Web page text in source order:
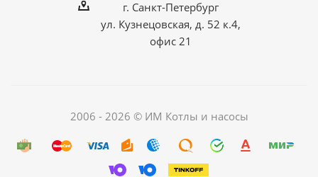
г. Санкт-Петербург
ул. Кузнецовская, д. 52 к.4,
офис 21
2006 - 2026 © ИМ Котлы и насосы